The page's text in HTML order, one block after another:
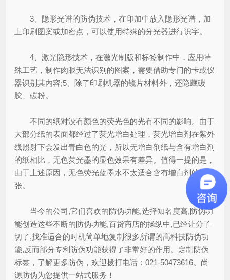
3、隐形光谱的防伪技术，在印加中放入隐形光谱，加
上印刷图案或加密点，可以使用特殊的分光器进行识字。
4、激光隐形技术，在激光制版和标签制作中，应用特
殊工艺，制作肉眼无法识别的图案，需要借助专门的卡或仪
器识别其内容;5、除了印刷机器的镜片材料外，还隐藏碳
胶、碳粉。
不同的纸对没有颜色的荧光色的光有不同的影响。由于
大部分纸的表面都经过了荧光增白处理，荧光增白剂在紫外
线照射下会发出青白色的光，所以无增白剂纸与含有增白剂
的纸相比，无色荧光墨的显色效果有差异。值得一提的是，
由于上述原因，无色荧光蓝墨水不太适合含有增白剂的纸
张。
当今的公司,它们喜欢的防伪功能,选择知名度高,防伪功
能创造这些不断的防伪功能,百货商店的操纵中,已经让分子
切了,找准适合的时机简单地复制很多所谓的高科技防伪功
能,反而部分专利防伪功能获得了非常好的作用。定制防伪
标签，了解更多防伪，欢迎拨打电话：021-50473616。尚
源防伪为您提供一站式服务！